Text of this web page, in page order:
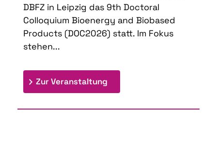
DBFZ in Leipzig das 9th Doctoral
Colloquium Bioenergy and Biobased
Products (DOC2026) statt. Im Fokus
stehen...
Zur Veranstaltung